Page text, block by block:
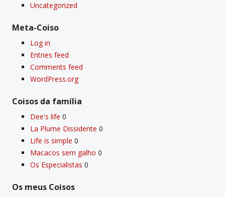
Uncategorized
Meta-Coiso
Log in
Entries feed
Comments feed
WordPress.org
Coisos da famí­lia
Dee's life 0
La Plume Dissidente 0
Life is simple 0
Macacos sem galho 0
Os Especialistas 0
Os meus Coisos